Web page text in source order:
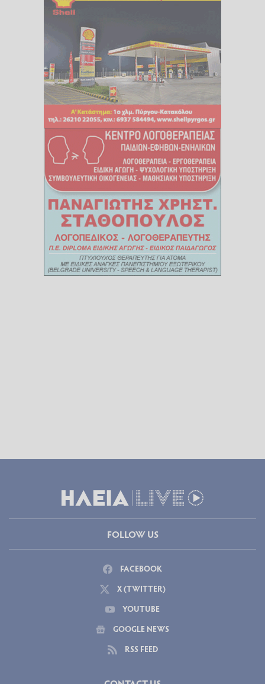
FOLLOW US
FACEBOOK
X (TWITTER)
YOUTUBE
GOOGLE NEWS
RSS FEED